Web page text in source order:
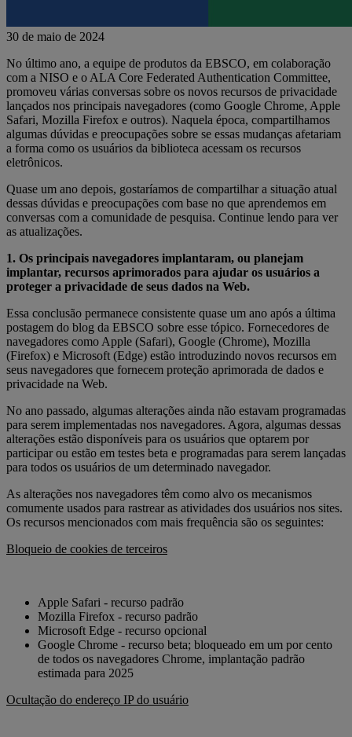
30 de maio de 2024
No último ano, a equipe de produtos da EBSCO, em colaboração
com a NISO e o ALA Core Federated Authentication Committee,
promoveu várias conversas sobre os novos recursos de privacidade
lançados nos principais navegadores (como Google Chrome, Apple
Safari, Mozilla Firefox e outros). Naquela época, compartilhamos
algumas dúvidas e preocupações sobre se essas mudanças afetariam
a forma como os usuários da biblioteca acessam os recursos
eletrônicos.
Quase um ano depois, gostaríamos de compartilhar a situação atual
dessas dúvidas e preocupações com base no que aprendemos em
conversas com a comunidade de pesquisa. Continue lendo para ver
as atualizações.
1. Os principais navegadores implantaram, ou planejam
implantar, recursos aprimorados para ajudar os usuários a
proteger a privacidade de seus dados na Web.
Essa conclusão permanece consistente quase um ano após a última
postagem do blog da EBSCO sobre esse tópico. Fornecedores de
navegadores como Apple (Safari), Google (Chrome), Mozilla
(Firefox) e Microsoft (Edge) estão introduzindo novos recursos em
seus navegadores que fornecem proteção aprimorada de dados e
privacidade na Web.
No ano passado, algumas alterações ainda não estavam programadas
para serem implementadas nos navegadores. Agora, algumas dessas
alterações estão disponíveis para os usuários que optarem por
participar ou estão em testes beta e programadas para serem lançadas
para todos os usuários de um determinado navegador.
As alterações nos navegadores têm como alvo os mecanismos
comumente usados para rastrear as atividades dos usuários nos sites.
Os recursos mencionados com mais frequência são os seguintes:
Bloqueio de cookies de terceiros
Apple Safari - recurso padrão
Mozilla Firefox - recurso padrão
Microsoft Edge - recurso opcional
Google Chrome - recurso beta; bloqueado em um por cento
de todos os navegadores Chrome, implantação padrão
estimada para 2025
Ocultação do endereço IP do usuário